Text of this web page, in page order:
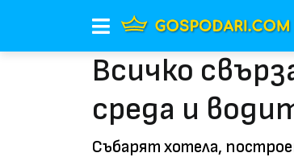
Всичко
среда и
Събарят хотела,